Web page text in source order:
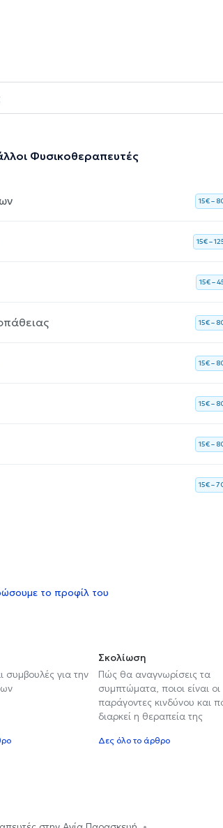
Φυσικοθεραπευτές
15€ –
15€ –
15€ –
15€ –
15€ –
15€ –
15€ –
15€ –
το προφίλ του
συμβουλές για την
Σκολίωση
Πώς θα αναγνωρίσεις τα
συμπτώματα, ποιοι είναι οι
παράγοντες κινδύνου και
διαρκεί η θεραπεία της
Δες όλο το άρθρο